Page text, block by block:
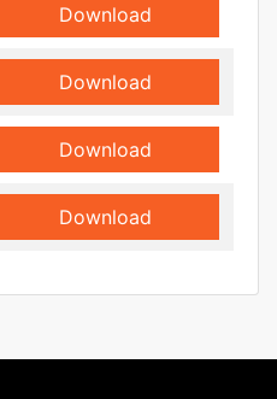
Download
Download
Download
Download